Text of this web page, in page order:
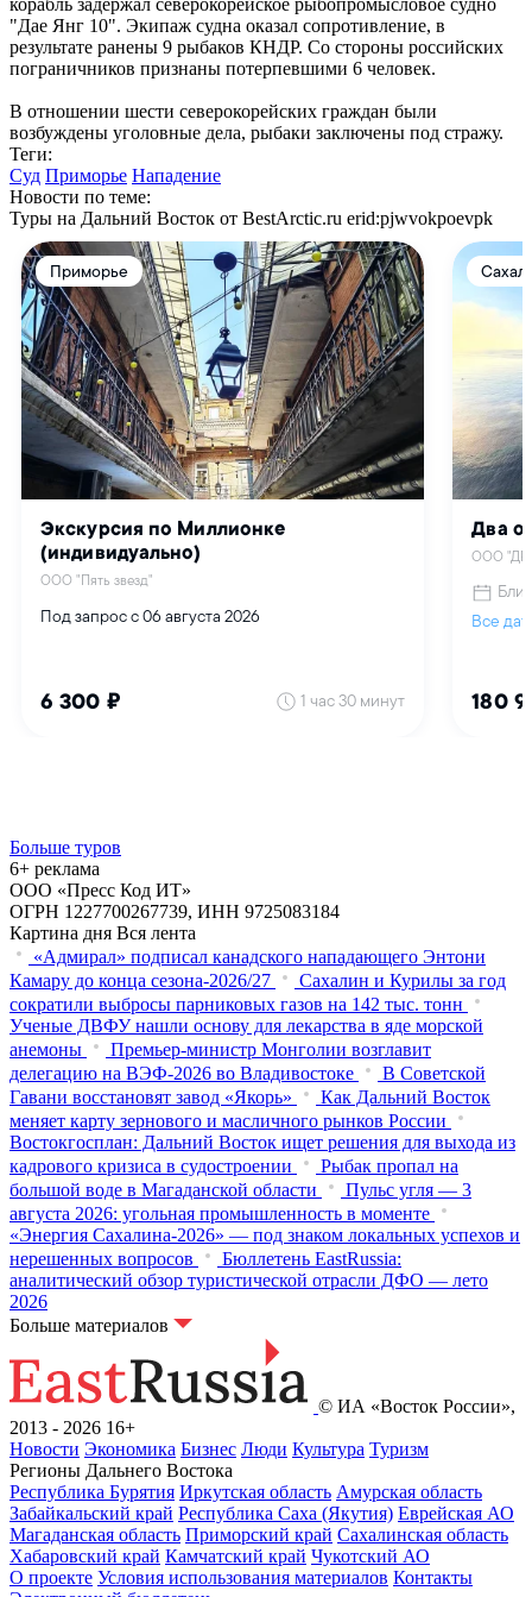
"Дае Янг 10". Экипаж судна оказал сопротивление, в
результате ранены 9 рыбаков КНДР. Со стороны российских
пограничников признаны потерпевшими 6 человек.
В отношении шести северокорейских граждан были
возбуждены уголовные дела, рыбаки заключены под стражу.
Теги:
Суд Приморье Нападение
Новости по теме:
Туры на Дальний Восток от BestArctic.ru erid:pjwvokpoevpk
Больше туров
6+ реклама
ООО «Пресс Код ИТ»
ОГРН 1227700267739, ИНН 9725083184
Картина дня Вся лента
«Адмирал» подписал канадского нападающего Энтони
Камару до конца сезона-2026/27
Сахалин и Курилы за год
сократили выбросы парниковых газов на 142 тыс. тонн
Ученые ДВФУ нашли основу для лекарства в яде морской
анемоны
Премьер-министр Монголии возглавит
делегацию на ВЭФ‑2026 во Владивостоке
В Советской
Гавани восстановят завод «Якорь»
Как Дальний Восток
меняет карту зернового и масличного рынков России
Востокгосплан: Дальний Восток ищет решения для выхода из
кадрового кризиса в судостроении
Рыбак пропал на
большой воде в Магаданской области
Пульс угля — 3
августа 2026: угольная промышленность в моменте
«Энергия Сахалина-2026» — под знаком локальных успехов и
нерешенных вопросов
Бюллетень EastRussia:
аналитический обзор туристической отрасли ДФО — лето
2026
Больше материалов
© ИА «Восток России»,
2013 - 2026 16+
Новости Экономика Бизнес Люди Культура Туризм
Регионы Дальнего Востока
Республика Бурятия Иркутская область Амурская область
Забайкальский край Республика Саха (Якутия) Еврейская АО
Магаданская область Приморский край Сахалинская область
Хабаровский край Камчатский край Чукотский АО
О проекте Условия использования материалов Контакты